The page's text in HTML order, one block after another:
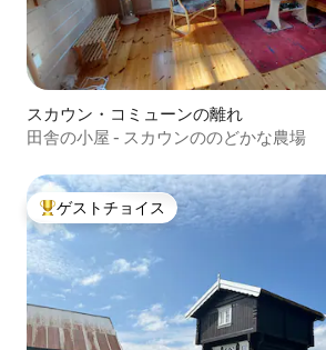
スカウン・コミューンの離れ
田舎の小屋 - スカウンののどかな農場
大好評のゲストチョイスです。
ゲストチョイス